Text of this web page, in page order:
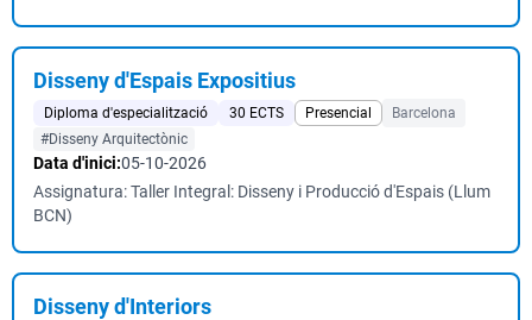
Disseny d'Espais Expositius
Diploma d'especialització 30 ECTS Presencial
Barcelona
#Disseny Arquitectònic
Data d'inici:05-10-2026
Assignatura: Taller Integral: Disseny i Producció d'Espais (Llum
BCN)
Disseny d'Interiors